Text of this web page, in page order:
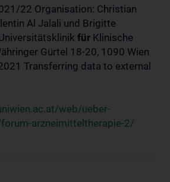
22 Organisation: Christian
Al Jalali und Brigitte
für Klinische
Gürtel 18-20, 1090 Wien
Transferring data to external
web/ueber-
arzneimitteltherapie-2/